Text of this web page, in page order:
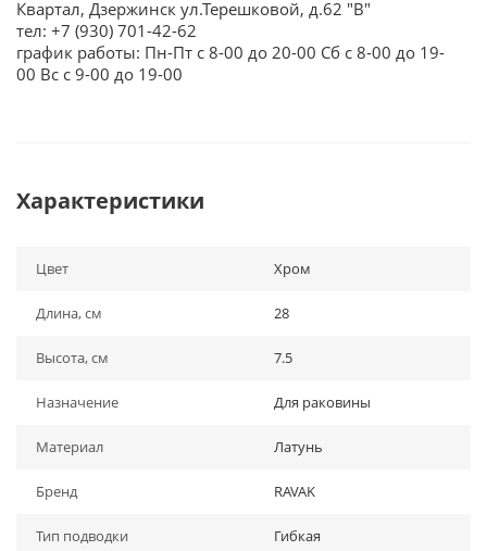
Квартал, Дзержинск ул.Терешковой, д.62 "В"
тел: +7 (930) 701-42-62
график работы: Пн-Пт с 8-00 до 20-00 Сб с 8-00 до 19-
00 Вс с 9-00 до 19-00
Характеристики
Цвет Хром
Длина, см 28
Высота, см 7.5
Назначение Для раковины
Материал Латунь
Бренд RAVAK
Тип подводки Гибкая